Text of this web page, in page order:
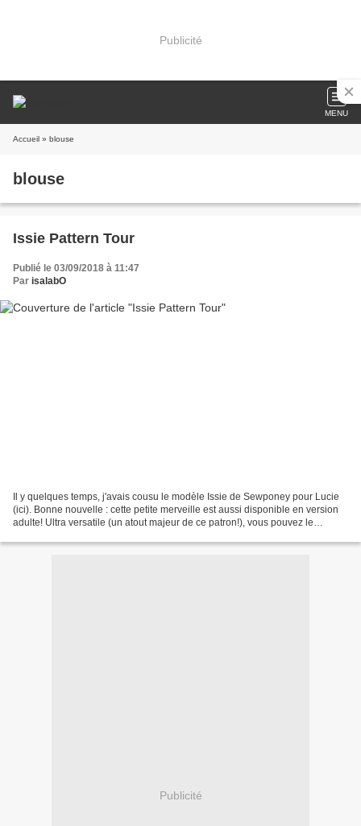
Publicité
MENU
Accueil » blouse
blouse
Issie Pattern Tour
Publié le 03/09/2018 à 11:47
Par isalabO
Il y quelques temps, j'avais cousu le modèle Issie de Sewponey pour Lucie
(ici). Bonne nouvelle : cette petite merveille est aussi disponible en version
adulte! Ultra versatile (un atout majeur de ce patron!), vous pouvez le
Publicité